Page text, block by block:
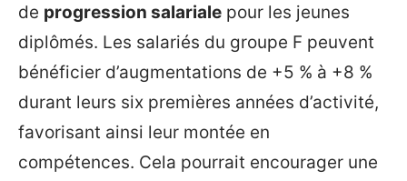
de progression salariale pour les jeunes
diplômés. Les salariés du groupe F peuvent
bénéficier d’augmentations de +5 % à +8 %
durant leurs six premières années d’activité,
favorisant ainsi leur montée en
compétences. Cela pourrait encourager une